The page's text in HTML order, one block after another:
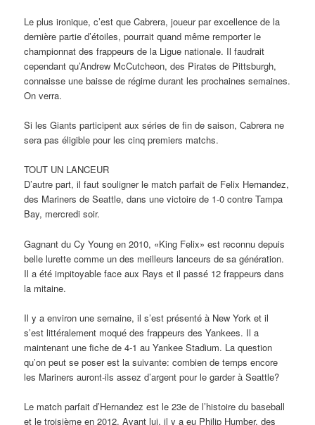
Le plus ironique, c’est que Cabrera, joueur par excellence de la
dernière partie d’étoiles, pourrait quand même remporter le
championnat des frappeurs de la Ligue nationale. Il faudrait
cependant qu’Andrew McCutcheon, des Pirates de Pittsburgh,
connaisse une baisse de régime durant les prochaines semaines.
On verra.
Si les Giants participent aux séries de fin de saison, Cabrera ne
sera pas éligible pour les cinq premiers matchs.
TOUT UN LANCEUR
D’autre part, il faut souligner le match parfait de Felix Hernandez,
des Mariners de Seattle, dans une victoire de 1-0 contre Tampa
Bay, mercredi soir.
Gagnant du Cy Young en 2010, «King Felix» est reconnu depuis
belle lurette comme un des meilleurs lanceurs de sa génération.
Il a été impitoyable face aux Rays et il passé 12 frappeurs dans
la mitaine.
Il y a environ une semaine, il s’est présenté à New York et il
s’est littéralement moqué des frappeurs des Yankees. Il a
maintenant une fiche de 4-1 au Yankee Stadium. La question
qu’on peut se poser est la suivante: combien de temps encore
les Mariners auront-ils assez d’argent pour le garder à Seattle?
Le match parfait d’Hernandez est le 23e de l’histoire du baseball
et le troisième en 2012. Avant lui, il y a eu Philip Humber, des